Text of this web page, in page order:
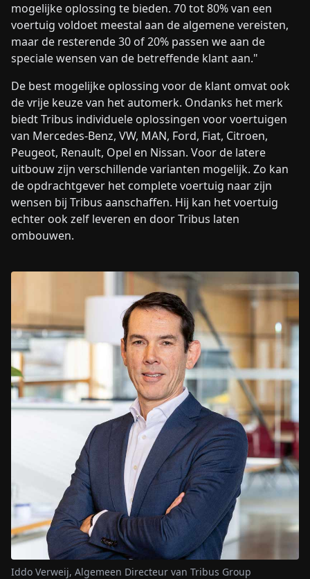
mogelijke oplossing te bieden. 70 tot 80% van een
voertuig voldoet meestal aan de algemene vereisten,
maar de resterende 30 of 20% passen we aan de
speciale wensen van de betreffende klant aan."
De best mogelijke oplossing voor de klant omvat ook
de vrije keuze van het automerk. Ondanks het merk
biedt Tribus individuele oplossingen voor voertuigen
van Mercedes-Benz, VW, MAN, Ford, Fiat, Citroen,
Peugeot, Renault, Opel en Nissan. Voor de latere
uitbouw zijn verschillende varianten mogelijk. Zo kan
de opdrachtgever het complete voertuig naar zijn
wensen bij Tribus aanschaffen. Hij kan het voertuig
echter ook zelf leveren en door Tribus laten
ombouwen.
Iddo Verweij, Algemeen Directeur van Tribus Group